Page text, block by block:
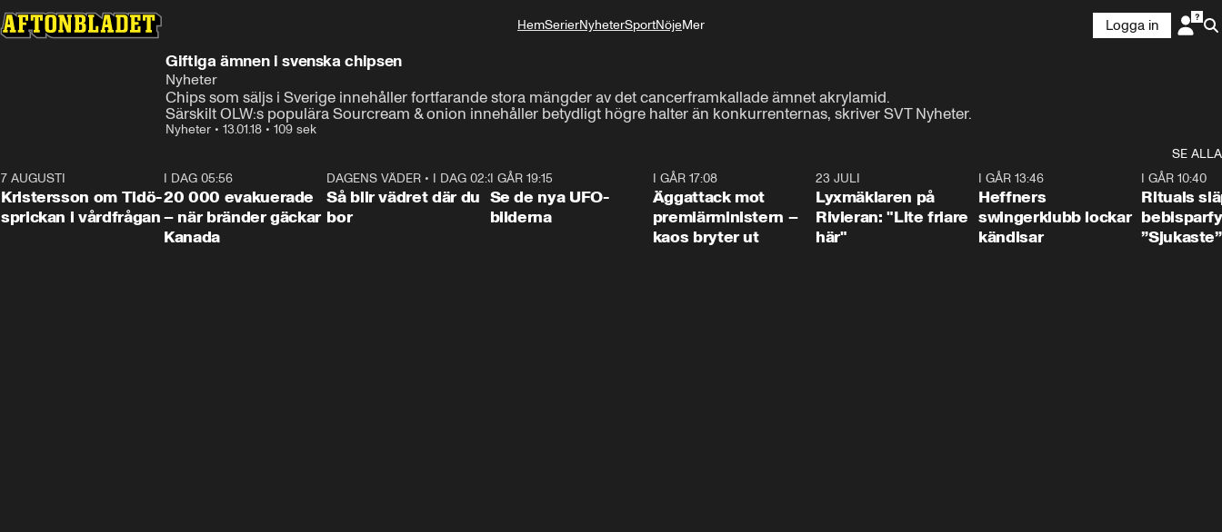
HemSerierNyheterSportNöjeMer
Logga in
Giftiga ämnen i svenska chipsen
Nyheter
Chips som säljs i Sverige innehåller fortfarande stora mängder av det cancerframkallade ämnet akrylamid.
Särskilt OLW:s populära Sourcream & onion innehåller betydligt högre halter än konkurrenternas, skriver SVT Nyheter.
Nyheter • 13.01.18 • 109 sek
SE ALLA
7 AUGUSTI
Kristersson om Tidö-
sprickan i vårdfrågan
I DAG 05:56
20 000 evakuerade
– när bränder gäckar
Kanada
1:06
DAGENS VÄDER • I DAG 02:30
Så blir vädret där du
bor
I GÅR 19:15
Se de nya UFO-
bilderna
I GÅR 17:08
Äggattack mot
premiärministern –
kaos bryter ut
23 JULI
Lyxmäklaren på
Rivieran: "Lite friare
här"
I GÅR 13:46
Heffners
swingerklubb lockar
kändisar
I GÅR 10:40
Rituals
”Sjukaste”